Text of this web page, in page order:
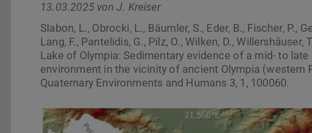
13.03.2025 von J. Kreiser
Slabon, L., Obrocki, L., Bäumler, S., Eder, B., Fischer, P.,
Lang, F., Pantelidis, G., Pilz, O., Wilken, D., Willershäuser,
Lake of Olympia: Sedimentary evidence of a mid- to
environment in the vicinity of ancient Olympia (western
Quaternary Environments and Humans 3, 1, 100060.